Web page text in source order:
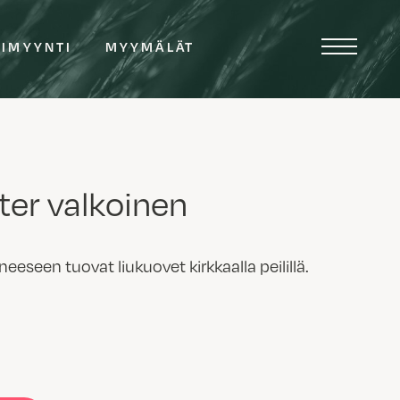
MYYMÄLÄT
valkoinen
tuovat liukuovet kirkkaalla peilillä.